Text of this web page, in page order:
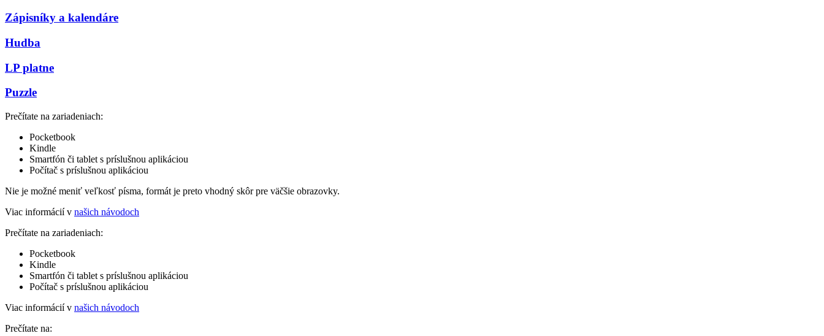
Zápisníky a kalendáre
Hudba
LP platne
Puzzle
Prečítate na zariadeniach:
Pocketbook
Kindle
Smartfón či tablet s príslušnou aplikáciou
Počítač s príslušnou aplikáciou
Nie je možné meniť veľkosť písma, formát je preto vhodný skôr pre väčšie obrazovky.
Viac informácií v našich návodoch
Prečítate na zariadeniach:
Pocketbook
Kindle
Smartfón či tablet s príslušnou aplikáciou
Počítač s príslušnou aplikáciou
Viac informácií v našich návodoch
Prečítate na: